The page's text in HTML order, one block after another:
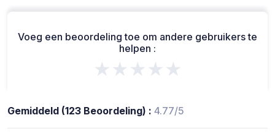
Voeg een beoordeling toe om andere gebruikers te
helpen :
★★★★★
Gemiddeld (123 Beoordeling) : 4.77/5